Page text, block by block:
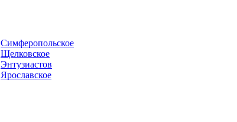
Симферопольское
Щелковское
Энтузиастов
Ярославское